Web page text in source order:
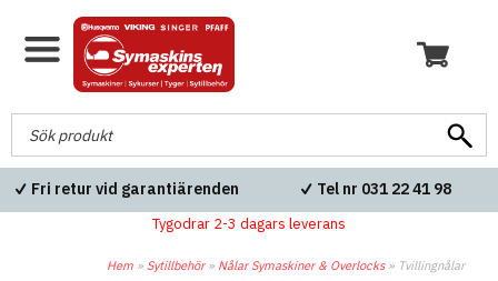
Fri retur vid garantiärenden Tel nr 031 22 41 98
Tygodrar 2-3 dagars leverans
Hem » Sytillbehör» Nålar Symaskiner & Overlocks» Tvillingnålar